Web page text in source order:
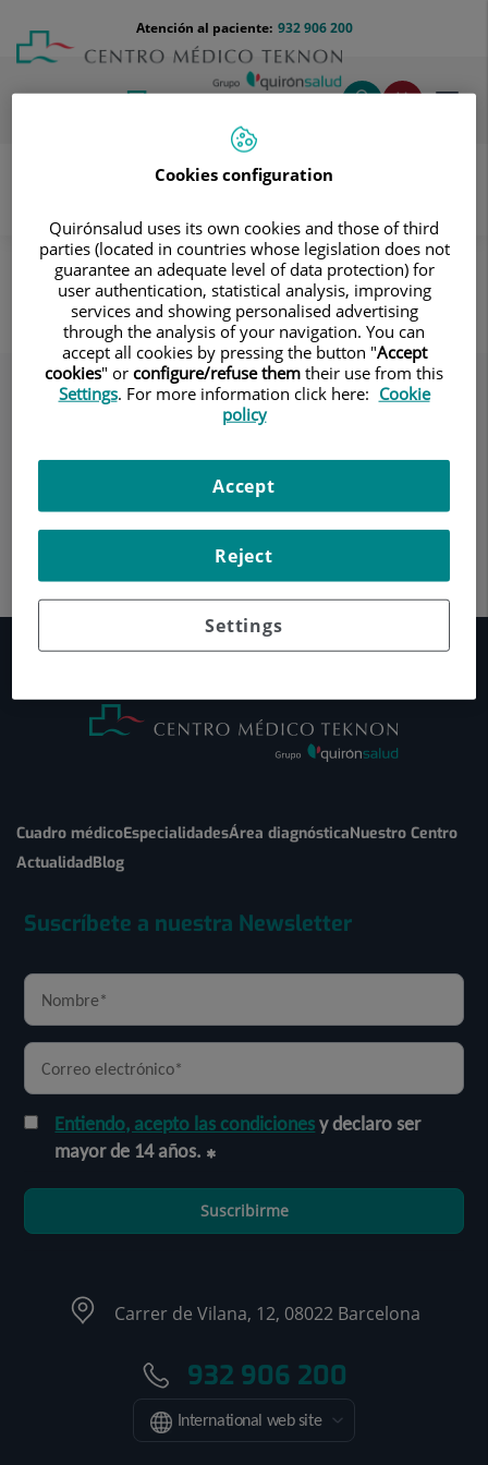
contenido
Menú
teléfono
cabecera
932 906 200
Atención al paciente:
Oncología
Conoce a nuestros Equipos
Cirugía Oncológica
Cirugía Oncológica
Cuadro médicoEspecialidadesÁrea diagnósticaNuestro Centro
ActualidadBlog
Suscríbete a nuestra Newsletter
Entiendo, acepto las condicionesy declaro ser
mayor de 14 años.
Suscribirme
Carrer de Vilana, 12, 08022 Barcelona
932 906 200
International web site
Cookies configuration
Quirónsalud uses its own cookies and those of third
parties (located in countries whose legislation does not
guarantee an adequate level of data protection) for
user authentication, statistical analysis, improving
services and showing personalised advertising
through the analysis of your navigation. You can
accept all cookies by pressing the button "Accept
cookies" or configure/refuse them their use from this
Settings. For more information click here: Cookie
policy
Settings
Reject
Accept